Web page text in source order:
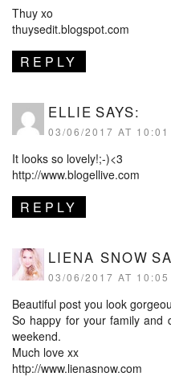
Thuy xo
thuysedit.blogspot.com
REPLY
ELLIE SAYS:
03/06/2017 AT 10:01
It looks so lovely!;-)<3
http://www.blogellive.com
REPLY
LIENA SNOW
03/06/2017 AT 10:05
Beautiful post you look
So happy for your family and
weekend.
Much love xx
http://www.lienasnow.com